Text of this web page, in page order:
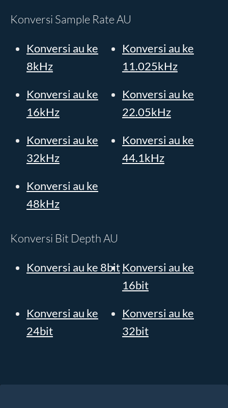
Konversi Sample Rate AU
Konversi au ke
8kHz
Konversi au ke
11.025kHz
Konversi au ke
16kHz
Konversi au ke
22.05kHz
Konversi au ke
32kHz
Konversi au ke
44.1kHz
Konversi au ke
48kHz
Konversi Bit Depth AU
Konversi au ke 8bit Konversi au ke
16bit
Konversi au ke
24bit
Konversi au ke
32bit